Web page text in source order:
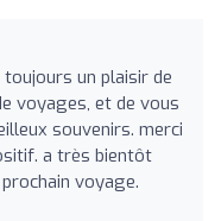
un plaisir de
voyages, et de vous
souvenirs. merci
a très bientôt
voyage.